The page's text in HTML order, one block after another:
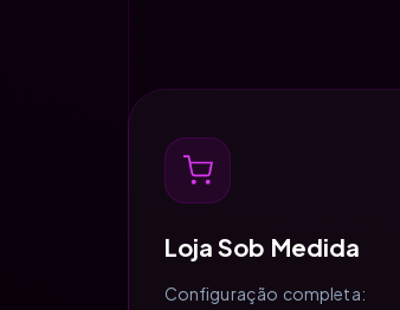
Loja Sob Medida
Configuração completa: